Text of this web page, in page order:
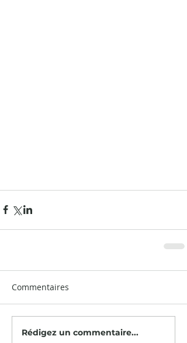
Commentaires
Rédigez un commentaire...